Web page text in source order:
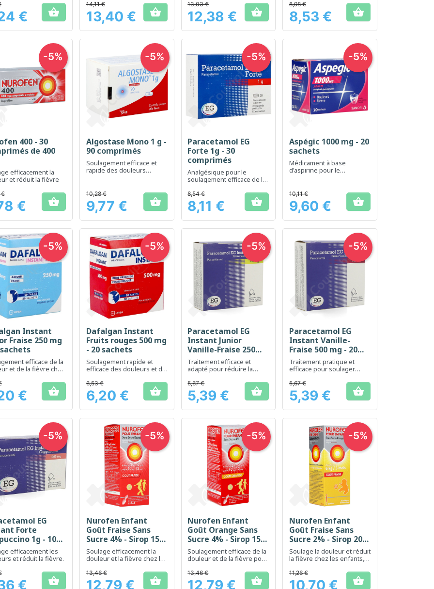
€  Prix
14,11 €
13,40 €  Prix
13,03 €
12,38 €  Prix
8,98 €
8,53 € 
Aperçu rapide
400 - 30
de 400
efficacement la
et réduit la fièvre
€
€ 
-5%
Aperçu rapide
Algostase Mono 1 g -
90 comprimés
Soulagement efficace et
rapide des douleurs
Prix
10,28 €
9,77 € 
-5%
Aperçu rapide
Paracetamol EG
Forte 1g - 30
comprimés
Analgésique pour le
soulagement efficace de la
Prix
8,54 €
8,11 € 
-5%
Aperçu rapide
Aspégic 1000 mg - 20
sachets
Médicament à base
d'aspirine pour le
Prix
10,11 €
9,60 € 
-5%
Aperçu rapide
Instant
Fraise 250 mg
efficace de la
et de la fièvre chez
€ 
-5%
Aperçu rapide
Dafalgan Instant
Fruits rouges 500 mg
- 20 sachets
Soulagement rapide et
efficace des douleurs et de
goût de fruits rouges
Prix
6,53 €
6,20 € 
-5%
Aperçu rapide
Paracetamol EG
Instant Junior
Vanille-Fraise 250
mg - 20 sachets
Traitement efficace et
adapté pour réduire la
douleur chez les jeunes
enfants.
Prix
5,67 €
5,39 € 
-5%
Aperçu rapide
Paracetamol EG
Instant Vanille-
Fraise 500 mg - 20
sachets
Traitement pratique et
efficace pour soulager
et la fièvre
Prix
5,67 €
5,39 € 
-5%
Aperçu rapide
EG
Forte
1g - 10
efficacement les
et réduit la fièvre.
€ 
-5%
Aperçu rapide
Nurofen Enfant
Goût Fraise Sans
Sucre 4% - Sirop 150
ml
Soulage efficacement la
douleur et la fièvre chez les
goût de fraise
Prix
13,46 €
12,79 € 
-5%
Aperçu rapide
Nurofen Enfant
Goût Orange Sans
Sucre 4% - Sirop 150
ml
Soulagement efficace de la
douleur et de la fièvre pour
agréable goût d'orange
Prix
13,46 €
12,79 € 
-5%
Aperçu rapide
Nurofen Enfant
Goût Fraise Sans
Sucre 2% - Sirop 200
ml
Soulage la douleur et réduit
la fièvre chez les enfants,
fraise.
Prix
11,26 €
10,70 € 
-5%